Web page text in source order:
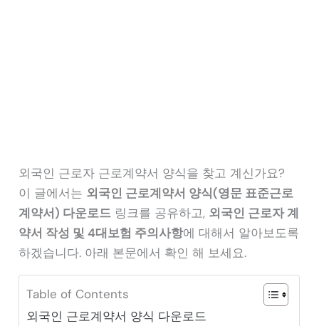
외국인 근로자 근로계약서 양식을 찾고 계신가요?
이 글에서는 외국인 근로계약서 양식(영문 표준근로
계약서) 다운로드 링크를 공유하고, 외국인 근로자 계
약서 작성 및 4대보험 주의사항에 대해서 알아보도록
하겠습니다. 아래 본문에서 확인 해 보세요.
Table of Contents
외국인 근로계약서 양식 다운로드